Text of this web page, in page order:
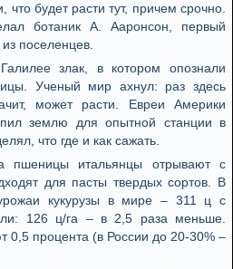
будет расти тут, причем срочно.
ботаник А. Ааронсон, первый
поселенцев.
злак, в котором опознали
Ученый мир ахнул: раз здесь
может расти. Евреи Америки
землю для опытной станции в
что где и как сажать.
пшеницы итальянцы отрывают с
для пасты твердых сортов. В
кукурузы в мире – 311 ц с
126 ц/га – в 2,5 раза меньше.
0,5 процента (в России до 20-30% –